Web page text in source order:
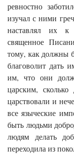
ревностно
изучал с ними
наставлял их к
священное
тому, как должны
благоволит дать
им, что они
царским,
царствовали и
все языческие
быть людьми
людям делать
переходила из